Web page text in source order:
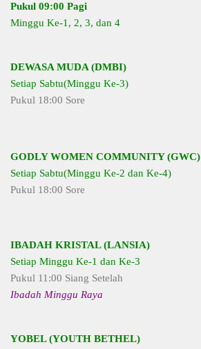
Pukul 09:00 Pagi
Minggu Ke-1, 2, 3, dan 4
DEWASA MUDA (DMBI)
Setiap Sabtu(Minggu Ke-3)
Pukul 18:00 Sore
GODLY WOMEN COMMUNITY (GWC)
Setiap Sabtu(Minggu Ke-2 dan Ke-4)
Pukul 18:00 Sore
IBADAH KRISTAL (LANSIA)
Setiap Minggu Ke-1 dan Ke-3
Pukul 11:00 Siang Setelah
Ibadah Minggu Raya
YOBEL (YOUTH BETHEL)